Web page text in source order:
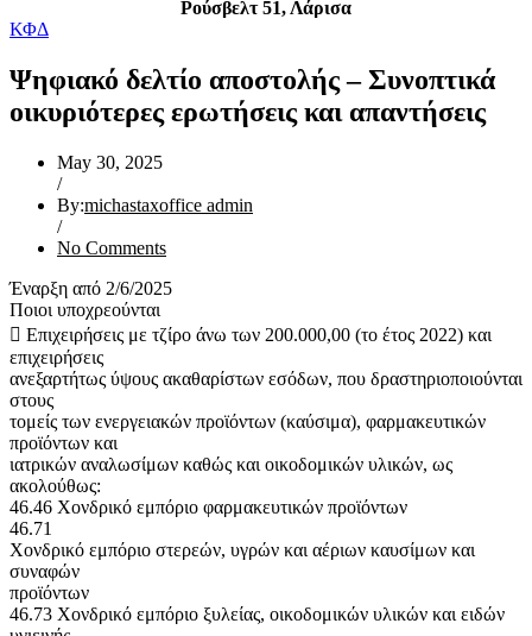
Ρούσβελτ 51, Λάρισα
ΚΦΔ
Ψηφιακό δελτίο αποστολής – Συνοπτικά
οικυριότερες ερωτήσεις και απαντήσεις
May 30, 2025
/
By:michastaxoffice admin
/
No Comments
Έναρξη από 2/6/2025
Ποιοι υποχρεούνται
 Επιχειρήσεις με τζίρο άνω των 200.000,00 (το έτος 2022) και
επιχειρήσεις
ανεξαρτήτως ύψους ακαθαρίστων εσόδων, που δραστηριοποιούνται
στους
τομείς των ενεργειακών προϊόντων (καύσιμα), φαρμακευτικών
προϊόντων και
ιατρικών αναλωσίμων καθώς και οικοδομικών υλικών, ως
ακολούθως:
46.46 Χονδρικό εμπόριο φαρμακευτικών προϊόντων
46.71
Χονδρικό εμπόριο στερεών, υγρών και αέριων καυσίμων και
συναφών
προϊόντων
46.73 Χονδρικό εμπόριο ξυλείας, οικοδομικών υλικών και ειδών